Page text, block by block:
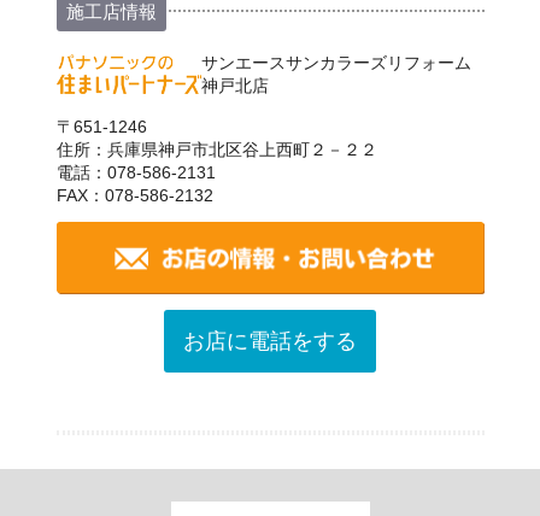
施工店情報
サンエースサンカラーズリフォーム
神戸北店
〒651-1246
住所：兵庫県神戸市北区谷上西町２－２２
電話：078-586-2131
FAX：078-586-2132
お店に電話をする